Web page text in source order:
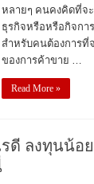
หลายๆ คนคงคิดที่จ
ธุรกิจหรือหรือกิจกา
สำหรับคนต้องการที่
ของการค้าขาย …
Read More »
ดี ลงทุนน้อ